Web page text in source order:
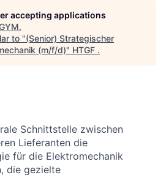
accepting applications
.
to "(Senior) Strategischer
(m/f/d)" HTGF .
Schnittstelle zwischen
Lieferanten die
für die Elektromechanik
die gezielte